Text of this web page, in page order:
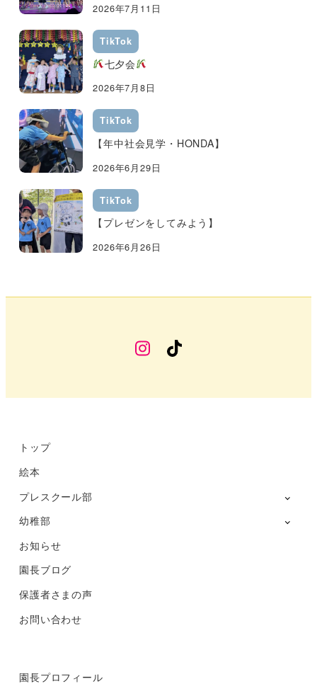
2026年7月11日
TikTok
七夕会
2026年7月8日
TikTok
【年中社会見学・HONDA】
2026年6月29日
TikTok
【プレゼンをしてみよう】
2026年6月26日
幼
Instagram
TikTok
トップ
絵本
プレスクール部
幼稚部
お知らせ
園長ブログ
保護者さまの声
お問い合わせ
園長プロフィール